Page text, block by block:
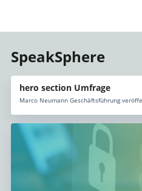
SpeakSphere
hero section Umfrage
Marco Neumann Geschäftsführung